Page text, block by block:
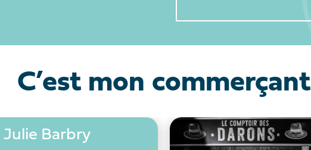
C’est mon commerçant
Julie Barbry